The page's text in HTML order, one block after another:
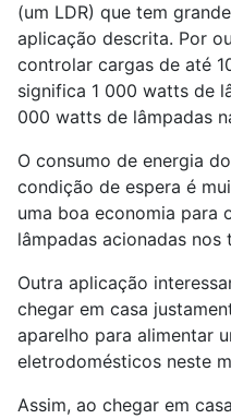
(um LDR) que tem
aplicação descrita. Por
controlar cargas de até
significa 1 000 watts de
000 watts de lâmpadas
O consumo de energia
condição de espera é
uma boa economia para
lâmpadas acionadas nos
Outra aplicação
chegar em casa
aparelho para alimentar
eletrodomésticos neste
Assim, ao chegar em